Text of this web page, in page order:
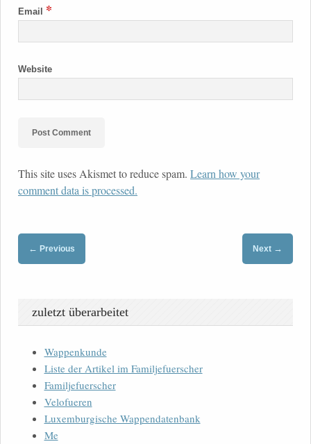
Email *
Website
This site uses Akismet to reduce spam. Learn how your
comment data is processed.
← Previous Next →
zuletzt überarbeitet
Wappenkunde
Liste der Artikel im Familjefuerscher
Familjefuerscher
Velofueren
Luxemburgische Wappendatenbank
Me